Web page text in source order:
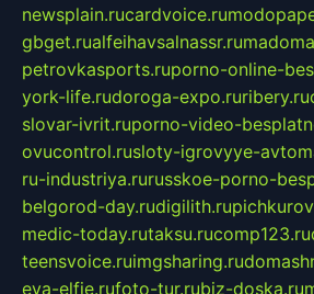
newsplain.rucardvoice.ru
gbget.rualfeihavsalnassr.ru
petrovkasports.ruporno-online-
york-life.rudoroga-expo.ruribery.ru
slovar-ivrit.ruporno-video-
ovucontrol.rusloty-igrovyye-
ru-industriya.rurusskoe-porno-
belgorod-day.rudigilith.ru
medic-today.rutaksu.rucomp123.ru
teensvoice.ruimgsharing.ru
eva-elfie.rufoto-tur.rubiz-doska.ru